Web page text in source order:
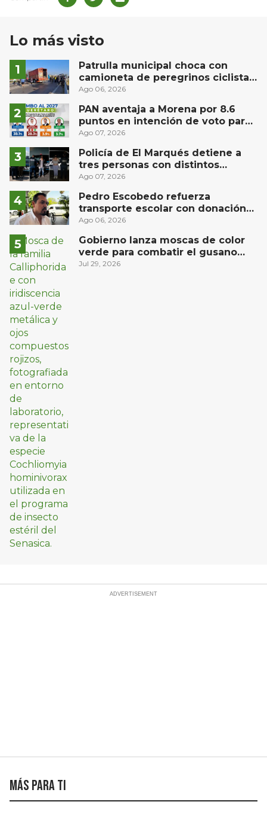
Lo más visto
Patrulla municipal choca con
camioneta de peregrinos ciclistas
en la autopista México-Querétaro
Ago 06, 2026
PAN aventaja a Morena por 8.6
puntos en intención de voto para
gubernatura de Querétaro, según
Ago 07, 2026
Policía de El Marqués detiene a
tres personas con distintos
narcóticos
Ago 07, 2026
Pedro Escobedo refuerza
transporte escolar con donación
de camión de Flecha Amarilla para
Ago 06, 2026
Gobierno lanza moscas de color
verde para combatir el gusano
barrenador: no las mates
Jul 29, 2026
Más para ti